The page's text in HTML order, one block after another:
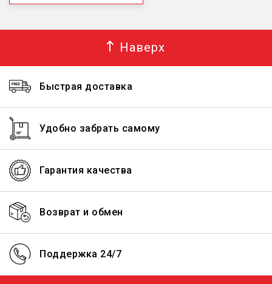
Наверх
Быстрая доставка
Удобно забрать самому
Гарантия качества
Возврат и обмен
Поддержка 24/7